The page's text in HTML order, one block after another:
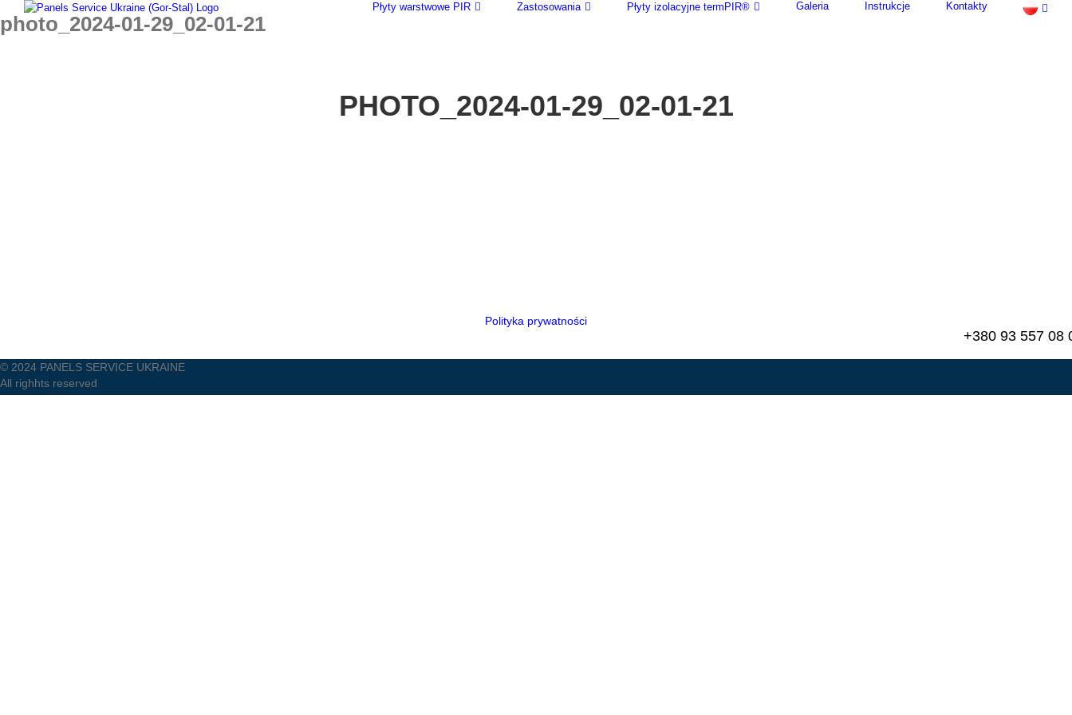
to
content
Płyty warstwowe PIR Zastosowania Płyty izolacyjne termPIR® Galeria Instrukcje Kontakty
photo_2024-01-29_02-01-21
PHOTO_2024-01-29_02-01-21
Polityka prywatności
+380 93 557 08
© 2024 PANELS SERVICE UKRAINE
All righhts reserved